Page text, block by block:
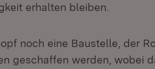
erhalten bleiben.
noch eine Baustelle, der
geschaffen werden, wobei